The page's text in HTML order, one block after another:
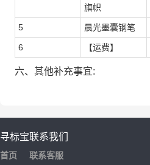
旗帜
5 晨光墨囊钢笔
6 【运费】
六、其他补充事宜:
寻标宝
首页
联系我们
联系客服